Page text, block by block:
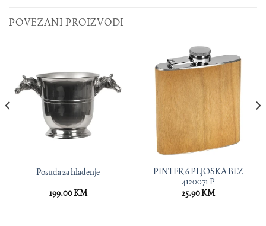
POVEZANI PROIZVODI
Posuda za hlađenje
199.00KM
PINTER 6 PLJOSKA BEZ
4120071 P
25.90KM